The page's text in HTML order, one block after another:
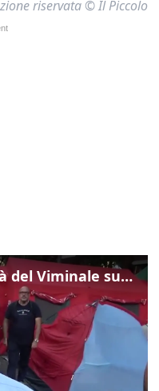
riservata © Il Piccolo
Gualtieri: "Responsabilità del Viminale su Spin Time? La posizione dei partiti è nota"